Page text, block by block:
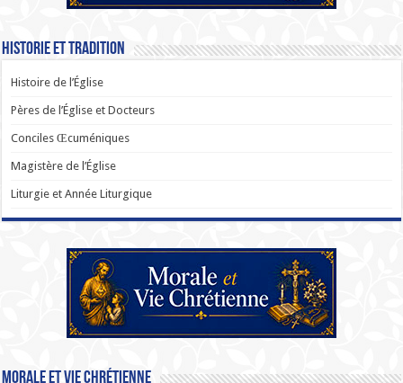
Historie et Tradition
Histoire de l’Église
Pères de l’Église et Docteurs
Conciles Œcuméniques
Magistère de l’Église
Liturgie et Année Liturgique
Morale et Vie Chrétienne